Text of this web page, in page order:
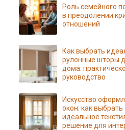
Роль семейного
в преодолении
отношений
Как выбрать
рулонные шторы
дома:
руководство
Искусство
окон: как выбрать
идеальное
решение для